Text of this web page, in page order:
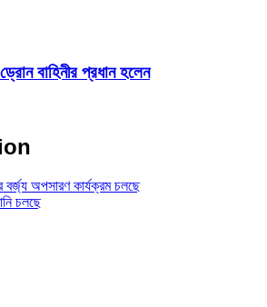
বাহিনীর প্রধান হলেন
বর্জ্য অপসারণ কার্যক্রম চলছে
চলছে